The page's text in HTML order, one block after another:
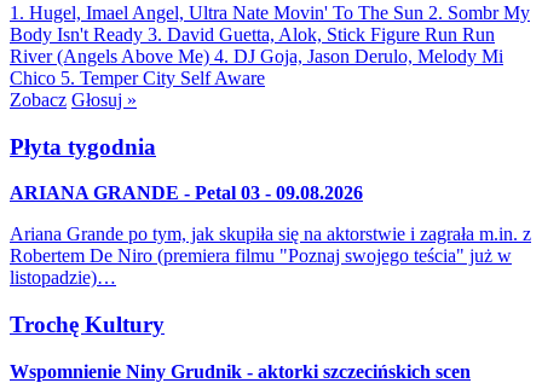
1. Hugel, Imael Angel, Ultra Nate Movin' To The Sun 2. Sombr My
Body Isn't Ready 3. David Guetta, Alok, Stick Figure Run Run
River (Angels Above Me) 4. DJ Goja, Jason Derulo, Melody Mi
Chico 5. Temper City Self Aware
Zobacz Głosuj »
Płyta tygodnia
ARIANA GRANDE - Petal 03 - 09.08.2026
Ariana Grande po tym, jak skupiła się na aktorstwie i zagrała m.in. z
Robertem De Niro (premiera filmu "Poznaj swojego teścia" już w
listopadzie)…
Trochę Kultury
Wspomnienie Niny Grudnik - aktorki szczecińskich scen